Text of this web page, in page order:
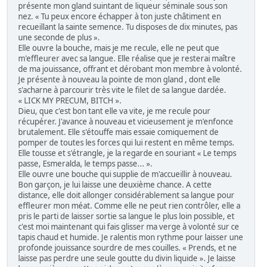
présente mon gland suintant de liqueur séminale sous son
nez. « Tu peux encore échapper à ton juste châtiment en
recueillant la sainte semence. Tu disposes de dix minutes, pas
une seconde de plus ».
Elle ouvre la bouche, mais je me recule, elle ne peut que
m'effleurer avec sa langue. Elle réalise que je resterai maître
de ma jouissance, offrant et dérobant mon membre à volonté.
Je présente à nouveau la pointe de mon gland , dont elle
s'acharne à parcourir très vite le filet de sa langue dardée.
« LICK MY PRECUM, BITCH ».
Dieu, que c'est bon tant elle va vite, je me recule pour
récupérer. J'avance à nouveau et vicieusement je m'enfonce
brutalement. Elle s'étouffe mais essaie comiquement de
pomper de toutes les forces qui lui restent en même temps.
Elle tousse et s'étrangle, je la regarde en souriant « Le temps
passe, Esmeralda, le temps passe... ».
Elle ouvre une bouche qui supplie de m'accueillir à nouveau.
Bon garçon, je lui laisse une deuxième chance. A cette
distance, elle doit allonger considérablement sa langue pour
effleurer mon méat. Comme elle ne peut rien contrôler, elle a
pris le parti de laisser sortie sa langue le plus loin possible, et
c'est moi maintenant qui fais glisser ma verge à volonté sur ce
tapis chaud et humide. Je ralentis mon rythme pour laisser une
profonde jouissance sourdre de mes couilles. « Prends, et ne
laisse pas perdre une seule goutte du divin liquide ». Je laisse